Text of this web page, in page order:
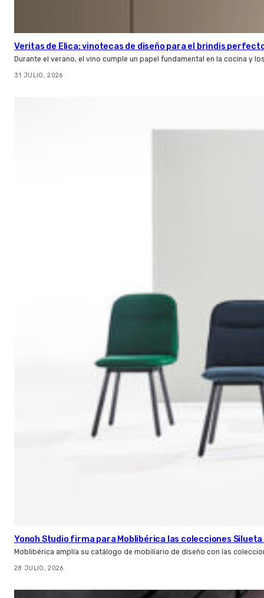
Veritas de Elica: vinotecas de diseño para el brindis
Durante el verano, el vino cumple un papel fundamental en la cocina y
31 JULIO, 2026
Yonoh Studio firma para Moblibérica las colecciones Silueta
Moblibérica amplía su catálogo de mobiliario de diseño con las
28 JULIO, 2026